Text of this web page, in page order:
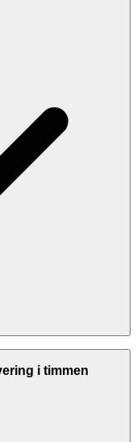
offerter från
Du betalar
finns ingen skyldighet
i timmen